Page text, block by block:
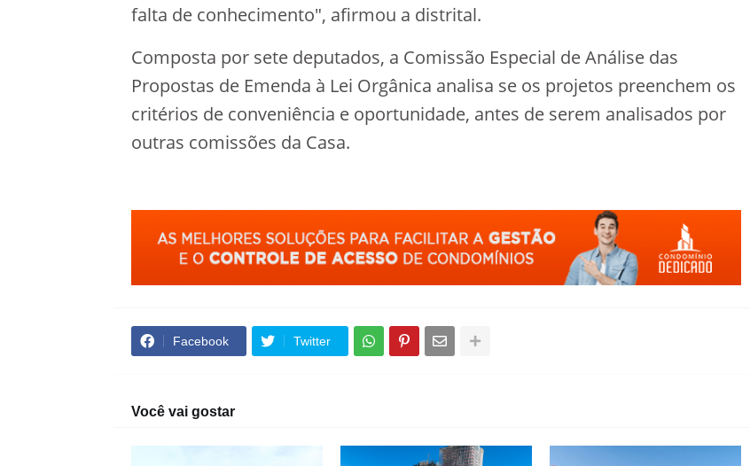
falta de conhecimento", afirmou a distrital.
Composta por sete deputados, a Comissão Especial de Análise das
Propostas de Emenda à Lei Orgânica analisa se os projetos preenchem os
critérios de conveniência e oportunidade, antes de serem analisados por
outras comissões da Casa.
Facebook Twitter
Você vai gostar